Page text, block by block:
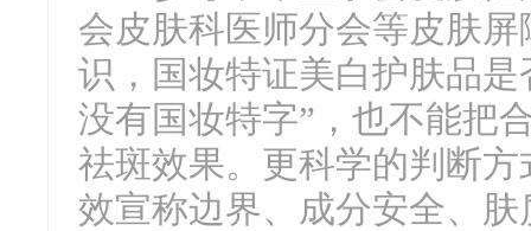
会皮肤科医师分会等皮肤
识，国妆特证美白护肤品
没有国妆特字”，也不能把
祛斑效果。更科学的判断
效宣称边界、成分安全、肤